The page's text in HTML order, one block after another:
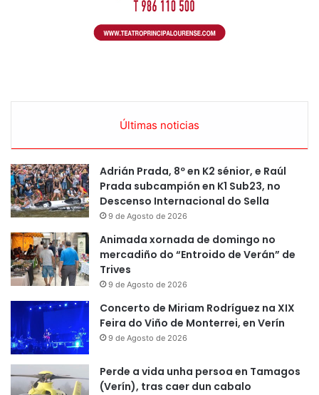
Últimas noticias
Adrián Prada, 8º en K2 sénior, e Raúl
Prada subcampión en K1 Sub23, no
Descenso Internacional do Sella
9 de Agosto de 2026
Animada xornada de domingo no
mercadiño do “Entroido de Verán” de
Trives
9 de Agosto de 2026
Concerto de Miriam Rodríguez na XIX
Feira do Viño de Monterrei, en Verín
9 de Agosto de 2026
Perde a vida unha persoa en Tamagos
(Verín), tras caer dun cabalo